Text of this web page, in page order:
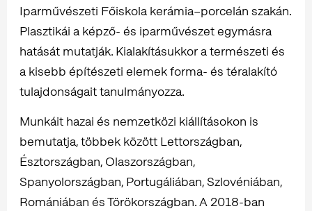
Iparművészeti Főiskola kerámia–porcelán szakán.
Plasztikái a képző- és iparművészet egymásra
hatását mutatják. Kialakításukkor a természeti és
a kisebb építészeti elemek forma- és téralakító
tulajdonságait tanulmányozza.
Munkáit hazai és nemzetközi kiállításokon is
bemutatja, többek között Lettországban,
Észtországban, Olaszországban,
Spanyolországban, Portugáliában, Szlovéniában,
Romániában és Törökországban. A 2018-ban